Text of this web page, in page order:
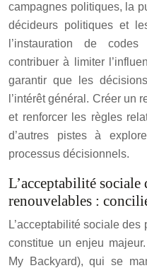
campagnes politiques, la
décideurs politiques et
l’instauration de
contribuer à limiter
garantir que les
l’intérêt général. Créer un
et renforcer les règles
d’autres pistes à
processus décisionnels.
L’acceptabilité sociale
renouvelables :
L’acceptabilité sociale
constitue un enjeu
My Backyard), qui se